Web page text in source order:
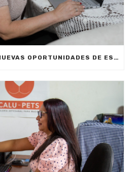
CERCA DE 17.000 NUEVAS OPORTUNIDADES DE ESTUDIO SIN COSTO PARA MEDELLÍN